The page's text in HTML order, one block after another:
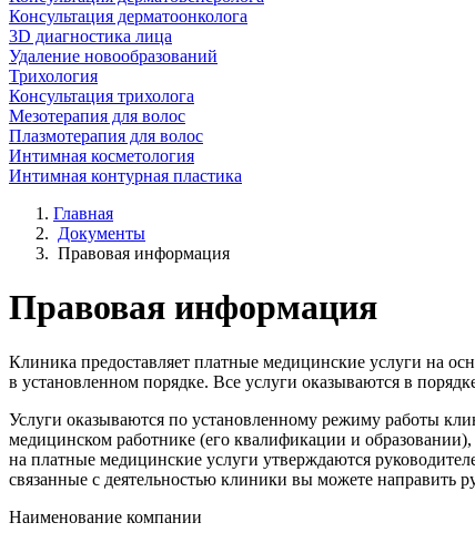
Консультация дерматоонколога
3D диагностика лица
Удаление новообразований
Трихология
Консультация трихолога
Мезотерапия для волос
Плазмотерапия для волос
Интимная косметология
Интимная контурная пластика
Главная
Документы
Правовая информация
Правовая информация
Клиника предоставляет платные медицинские услуги на
в установленном порядке. Все услуги оказываются в
Услуги оказываются по установленному режиму работы
медицинском работнике (его квалификации и
на платные медицинские услуги утверждаются
связанные с деятельностью клиники вы можете направить
Наименование компании